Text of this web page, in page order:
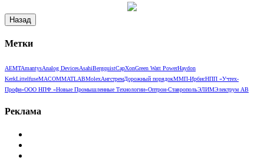
Метки
AEMTAmantysAnalog DevicesAsahiBergquistCapXonGreen Watt PowerHaydon
KerkLittelfuseMACOMMATLABMolexАнгстремДорожный порядокММП-ИрбисНПП «Учтех-
Профи»ООО НПФ «Новые Промышленные Технологии»Оптрон-СтавропольЭЛИМЭлектрум АВ
Реклама